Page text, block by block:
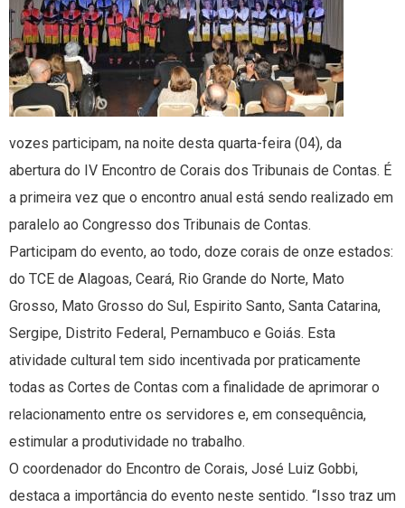
vozes participam, na noite desta quarta-feira (04), da
abertura do IV Encontro de Corais dos Tribunais de Contas. É
a primeira vez que o encontro anual está sendo realizado em
paralelo ao Congresso dos Tribunais de Contas.
Participam do evento, ao todo, doze corais de onze estados:
do TCE de Alagoas, Ceará, Rio Grande do Norte, Mato
Grosso, Mato Grosso do Sul, Espirito Santo, Santa Catarina,
Sergipe, Distrito Federal, Pernambuco e Goiás. Esta
atividade cultural tem sido incentivada por praticamente
todas as Cortes de Contas com a finalidade de aprimorar o
relacionamento entre os servidores e, em consequência,
estimular a produtividade no trabalho.
O coordenador do Encontro de Corais, José Luiz Gobbi,
destaca a importância do evento neste sentido. “Isso traz um